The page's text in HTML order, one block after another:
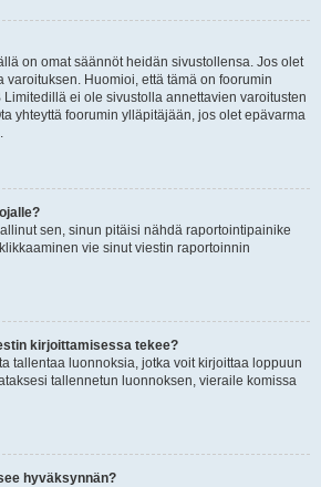
on omat säännöt heidän sivustollensa. Jos olet
varoituksen. Huomioi, että tämä on foorumin
ei ole sivustolla annettavien varoitusten
yhteyttä foorumin ylläpitäjään, jos olet epävarma
sen, sinun pitäisi nähdä raportointipainike
vie sinut viestin raportoinnin
kirjoittamisessa tekee?
tallentaa luonnoksia, jotka voit kirjoittaa loppuun
tallennetun luonnoksen, vieraile komissa
hyväksynnän?